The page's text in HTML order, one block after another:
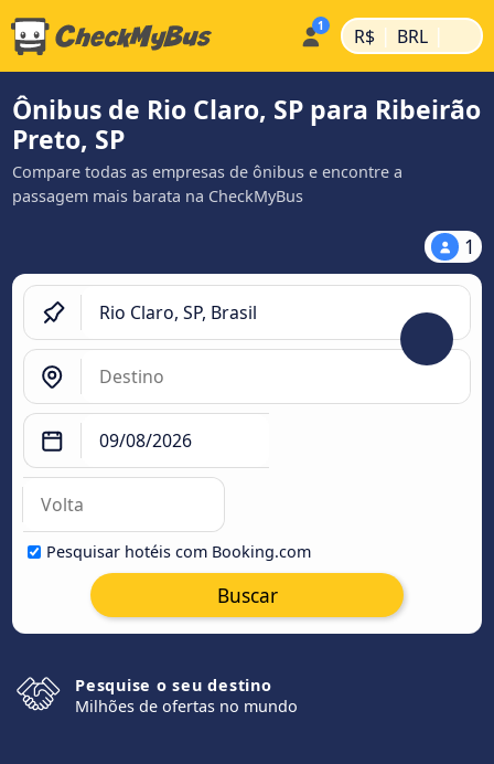
R$ | BRL |
Ônibus de Rio Claro, SP para Ribeirão
Preto, SP
Compare todas as empresas de ônibus e encontre a
passagem mais barata na CheckMyBus
1
Pesquisar hotéis com Booking.com
Buscar
Pesquise o seu destino
Milhões de ofertas no mundo